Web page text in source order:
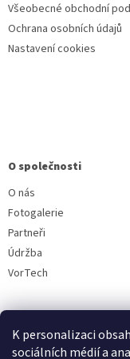
K personalizaci
sociálních médií a
Všeobecné obchodní
Ochrana osobních údajů
Nastavení cookies
O společnosti
O nás
Fotogalerie
Partneři
Údržba
VorTech